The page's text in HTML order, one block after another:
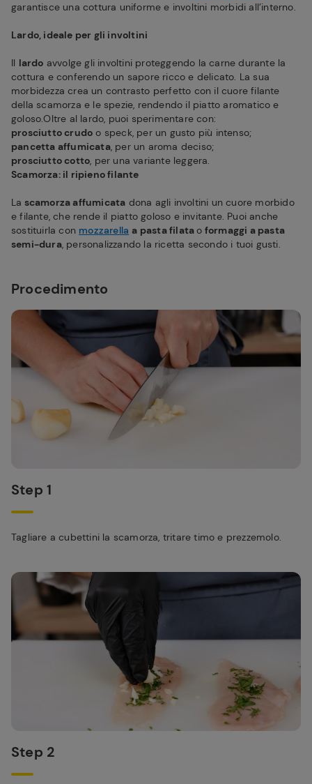
garantisce una cottura uniforme e involtini morbidi all’interno.
Lardo, ideale per gli involtini
Il lardo avvolge gli involtini proteggendo la carne durante la
cottura e conferendo un sapore ricco e delicato. La sua
morbidezza crea un contrasto perfetto con il cuore filante
della scamorza e le spezie, rendendo il piatto aromatico e
goloso.Oltre al lardo, puoi sperimentare con:
prosciutto crudo o speck, per un gusto più intenso;
pancetta affumicata, per un aroma deciso;
prosciutto cotto, per una variante leggera.
Scamorza: il ripieno filante
La scamorza affumicata dona agli involtini un cuore morbido
e filante, che rende il piatto goloso e invitante. Puoi anche
sostituirla con mozzarella a pasta filatao formaggi a pasta
semi-dura, personalizzando la ricetta secondo i tuoi gusti.
Procedimento
Step 1
Tagliare a cubettini la scamorza, tritare timo e prezzemolo.
Step 2